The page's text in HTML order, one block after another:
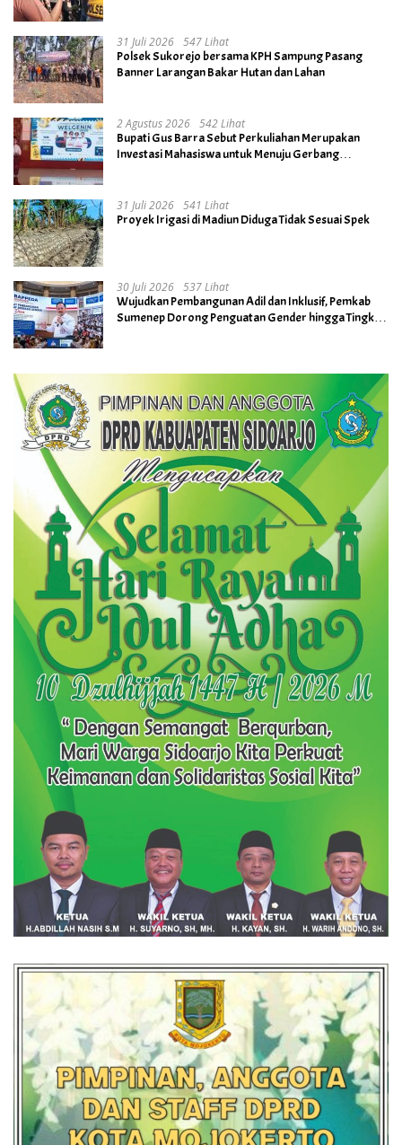
31 Juli 2026 547 Lihat
Polsek Sukorejo bersama KPH Sampung Pasang
Banner Larangan Bakar Hutan dan Lahan
2 Agustus 2026 542 Lihat
Bupati Gus Barra Sebut Perkuliahan Merupakan
Investasi Mahasiswa untuk Menuju Gerbang
31 Juli 2026 541 Lihat
Proyek Irigasi di Madiun Diduga Tidak Sesuai Spek
30 Juli 2026 537 Lihat
Wujudkan Pembangunan Adil dan Inklusif, Pemkab
Sumenep Dorong Penguatan Gender hingga Tingkat